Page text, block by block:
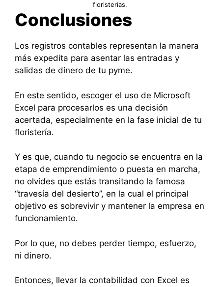
floristerías.
Conclusiones
Los registros contables representan la manera
más expedita para asentar las entradas y
salidas de dinero de tu pyme.
En este sentido, escoger el uso de Microsoft
Excel para procesarlos es una decisión
acertada, especialmente en la fase inicial de tu
floristería.
Y es que, cuando tu negocio se encuentra en la
etapa de emprendimiento o puesta en marcha,
no olvides que estás transitando la famosa
“travesía del desierto”, en la cual el principal
objetivo es sobrevivir y mantener la empresa en
funcionamiento.
Por lo que, no debes perder tiempo, esfuerzo,
ni dinero.
Entonces, llevar la contabilidad con Excel es